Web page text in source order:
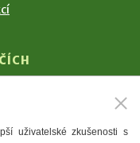
uživatelské zkušenosti s